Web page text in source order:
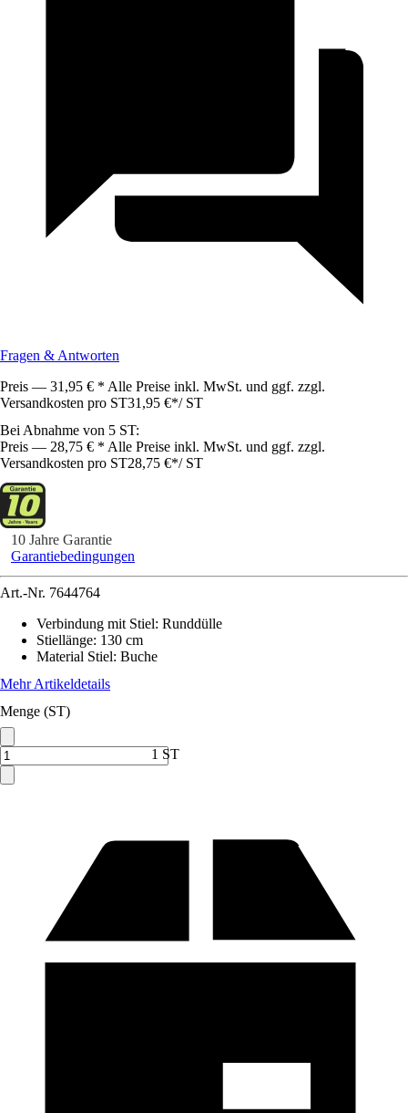
Fragen & Antworten
Preis — 31,95 € * Alle Preise inkl. MwSt. und ggf. zzgl.
Versandkosten pro ST31,95 €*/ ST
Bei Abnahme von 5 ST:
Preis — 28,75 € * Alle Preise inkl. MwSt. und ggf. zzgl.
Versandkosten pro ST28,75 €*/ ST
10 Jahre Garantie
Garantiebedingungen
Art.-Nr. 7644764
Verbindung mit Stiel: Runddülle
Stiellänge: 130 cm
Material Stiel: Buche
Mehr Artikeldetails
Menge (ST)
1 ST